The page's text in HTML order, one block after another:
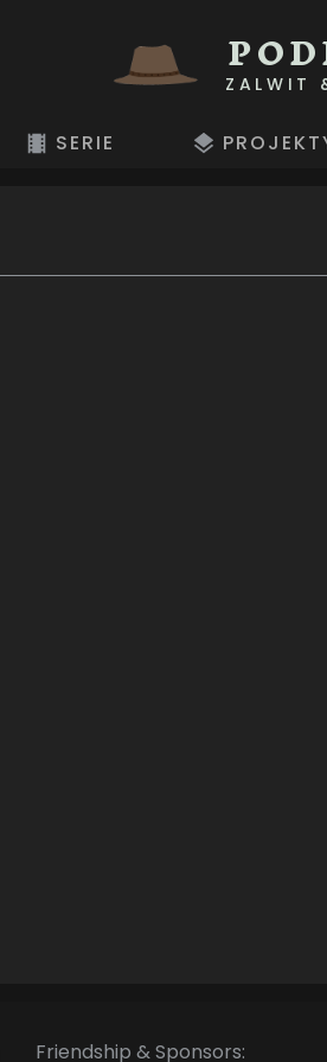
ZALWIT
SERIE
Friendship & Sponsors: